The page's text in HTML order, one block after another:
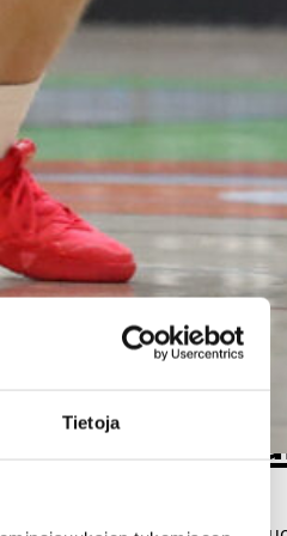
Tietoja
Vuorinen
päätti
Open -
Latviaa